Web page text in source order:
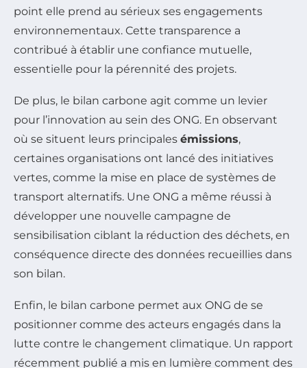
point elle prend au sérieux ses engagements
environnementaux. Cette transparence a
contribué à établir une confiance mutuelle,
essentielle pour la pérennité des projets.
De plus, le bilan carbone agit comme un levier
pour l’innovation au sein des ONG. En observant
où se situent leurs principales émissions,
certaines organisations ont lancé des initiatives
vertes, comme la mise en place de systèmes de
transport alternatifs. Une ONG a même réussi à
développer une nouvelle campagne de
sensibilisation ciblant la réduction des déchets, en
conséquence directe des données recueillies dans
son bilan.
Enfin, le bilan carbone permet aux ONG de se
positionner comme des acteurs engagés dans la
lutte contre le changement climatique. Un rapport
récemment publié a mis en lumière comment des